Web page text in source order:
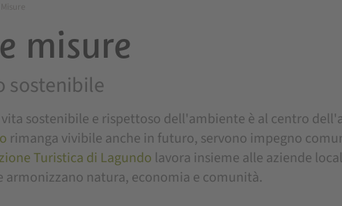
misure
sostenibile
sostenibile e rispettoso dell'ambiente è al centro
rimanga vivibile anche in futuro, servono impegno
Turistica di Lagundo lavora insieme alle aziende
natura, economia e comunità.